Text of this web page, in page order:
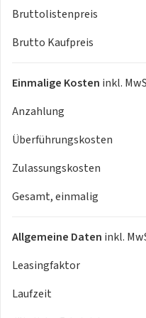
- Klimaautomatik
- ParkView Rückfahrkamera
-
- 360 Grad Parksensoren
- Sitzheizung vorne
- SmartBeam
- Lichtsensor
- 17-Zoll
- Fensterheber elektrisch
- Innenspiegel automatisch
Bruttolistenpreis
Brutto Kaufpreis
Einmalige Kosten inkl.
Anzahlung
Überführungskosten
Zulassungskosten
Gesamt, einmalig
Allgemeine Daten inkl.
Leasingfaktor
Laufzeit